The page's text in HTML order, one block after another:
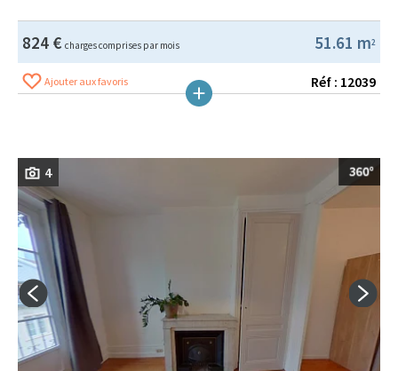
51.61 m2
824 € charges comprises par mois
Ajouter aux favoris Réf : 12039
4